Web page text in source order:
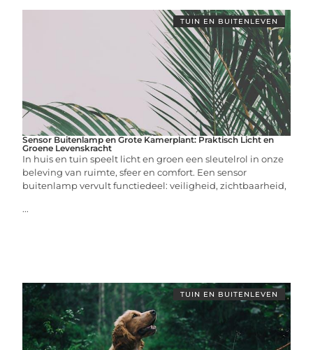
TUIN EN BUITENLEVEN
Sensor Buitenlamp en Grote Kamerplant: Praktisch Licht en
Groene Levenskracht
In huis en tuin speelt licht en groen een sleutelrol in onze
beleving van ruimte, sfeer en comfort. Een sensor
buitenlamp vervult functiedeel: veiligheid, zichtbaarheid,
...
TUIN EN BUITENLEVEN